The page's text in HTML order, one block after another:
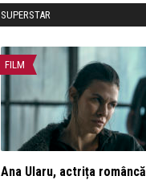
SUPERSTAR
FILM
Ana Ularu, actrița româncă